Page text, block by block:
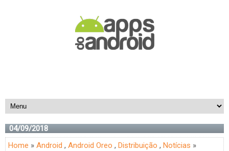
04/09/2018
Home » Android , Android Oreo , Distribuição , Notícias »